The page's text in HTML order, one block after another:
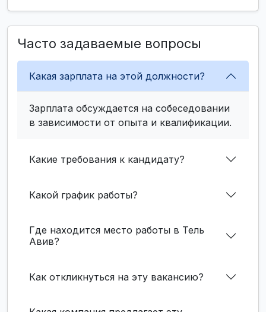
Часто задаваемые вопросы
Какая зарплата на этой должности?
Зарплата обсуждается на собеседовании
в зависимости от опыта и квалификации.
Какие требования к кандидату?
Какой график работы?
Где находится место работы в Тель
Авив?
Как откликнуться на эту вакансию?